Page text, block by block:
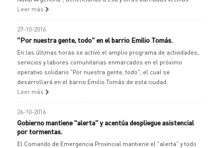
Leer más
27-10-2016
"Por nuestra gente, todo" en el barrio Emilio Tomás.
En las últimas horas se activó el amplio programa de actividades,
servicios y labores comunitarias enmarcados en el próximo
operativo solidario "Por nuestra gente, todo", el cual se
desarrollará en el barrio Emilio Tomás de esta ciudad.
Leer más
26-10-2016
Gobierno mantiene "alerta" y acentúa despliegue asistencial
por tormentas.
El Comando de Emergencia Provincial mantiene el "alerta" y todo